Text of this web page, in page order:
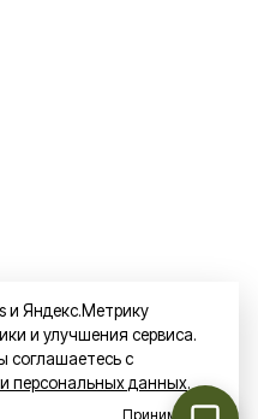
и Яндекс.Метрику
и улучшения сервиса.
соглашаетесь с
персональных данных.
Принимаю